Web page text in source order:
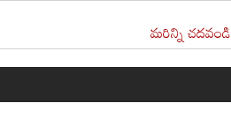
మరిన్ని చదవండి